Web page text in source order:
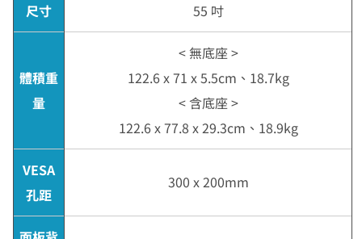
尺寸 55 吋
體積重
量
< 無底座 >
122.6 x 71 x 5.5cm、18.7kg
< 含底座 >
122.6 x 77.8 x 29.3cm、18.9kg
VESA
孔距
300 x 200mm